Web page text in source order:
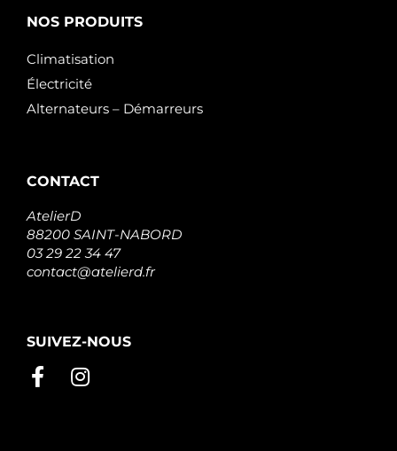
NOS PRODUITS
Climatisation
Électricité
Alternateurs – Démarreurs
CONTACT
AtelierD
88200 SAINT-NABORD
03 29 22 34 47
contact@atelierd.fr
SUIVEZ-NOUS